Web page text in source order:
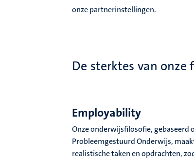
onze partnerinstellingen.
De sterktes van onze
Employability
Onze onderwijsfilosofie, gebaseerd
Probleemgestuurd Onderwijs,
realistische taken en opdrachten,